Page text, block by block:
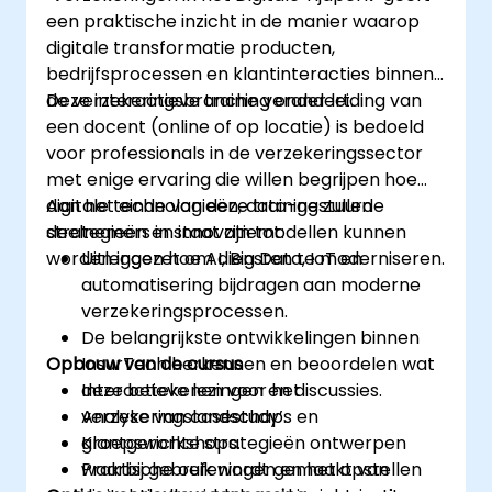
een praktische inzicht in de manier waarop
digitale transformatie producten,
bedrijfsprocessen en klantinteracties binnen
de verzekeringsbranche verandert.
Deze interactieve training onder leiding van
een docent (online of op locatie) is bedoeld
voor professionals in de verzekeringssector
met enige ervaring die willen begrijpen hoe
digitale technologieën, data-gestuurde
strategieën en innovatiemodellen kunnen
worden ingezet om diensten te moderniseren.
Aan het einde van deze training zullen
deelnemers in staat zijn tot:
Uitleggen hoe AI, Big Data, IoT en
automatisering bijdragen aan moderne
verzekeringsprocessen.
De belangrijkste ontwikkelingen binnen
InsurTech herkennen en beoordelen wat
deze betekenen voor het
verzekeringslandschap.
Klantgerichte strategieën ontwerpen
waarbij gebruik wordt gemaakt van
Opbouw van de cursus
Interactieve lezingen en discussies.
Analyse van casestudy’s en
groepsworkshops.
Praktische oefeningen en het opstellen